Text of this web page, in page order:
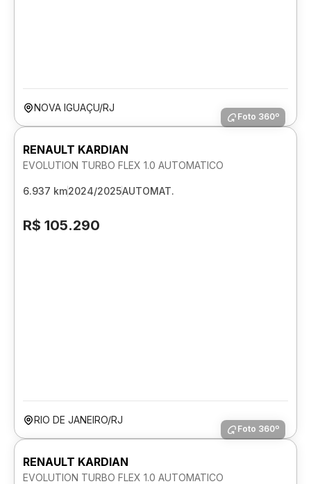
NOVA IGUAÇU/RJ
Foto 360º
RENAULT KARDIAN
EVOLUTION TURBO FLEX 1.0 AUTOMATICO
6.937 km2024/2025AUTOMAT.
R$ 105.290
RIO DE JANEIRO/RJ
Foto 360º
RENAULT KARDIAN
EVOLUTION TURBO FLEX 1.0 AUTOMATICO